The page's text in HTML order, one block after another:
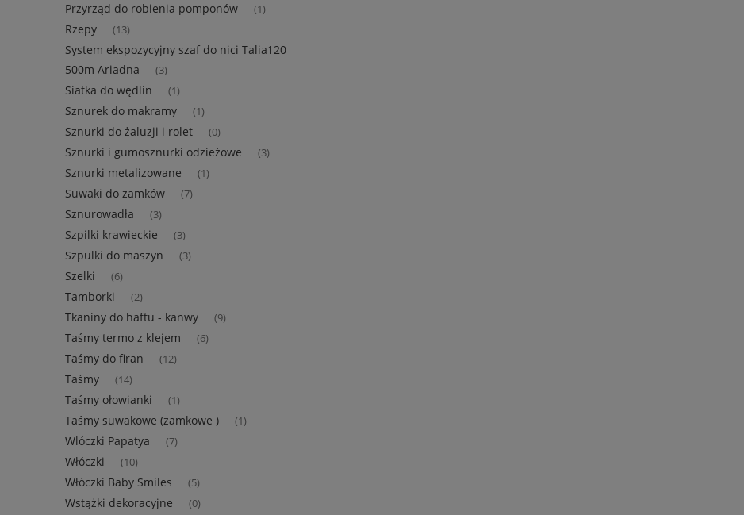
Przyrząd do robienia pomponów (1)
Rzepy (13)
System ekspozycyjny szaf do nici Talia120
500m Ariadna
(3)
Siatka do wędlin (1)
Sznurek do makramy (1)
Sznurki do żaluzji i rolet (0)
Sznurki i gumosznurki odzieżowe (3)
Sznurki metalizowane (1)
Suwaki do zamków (7)
Sznurowadła (3)
Szpilki krawieckie (3)
Szpulki do maszyn (3)
Szelki (6)
Tamborki (2)
Tkaniny do haftu - kanwy (9)
Taśmy termo z klejem (6)
Taśmy do firan (12)
Taśmy (14)
Taśmy ołowianki (1)
Taśmy suwakowe (zamkowe ) (1)
Wlóczki Papatya (7)
Włóczki (10)
Włóczki Baby Smiles (5)
Wstążki dekoracyjne (0)